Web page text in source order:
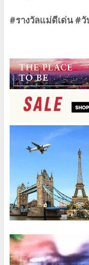
#รางวัลแม่ดีเด่น #